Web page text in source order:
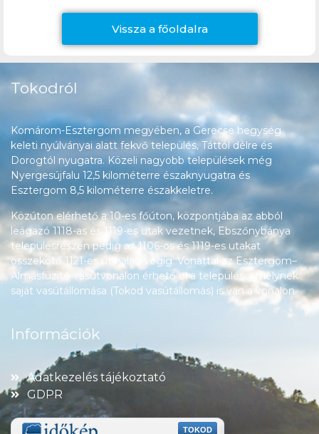
Vissza a főoldalra
Tokodról
Komárom-Esztergom megyében, a Gerecse hegység
keleti nyúlványai alatt fekvő település, Táttól délre és
Dorogtól nyugatra. Közeli nagyobb települések még
Nyergesújfalu 12,5 kilométerre északnyugatra és
Esztergom 8,5 kilométerre északkeletre.
Közúton elérhető a 10-es főúton, központjába az abból
leágazó 1118-as és 1119-es utak vezetnek, Ebszőnybánya
településrészén pedig az 1106-os és 1119-es utakat
összekötő 1121-es út halad végig. Vonattal az Esztergom–
Almásfüzitő-vasútvonalon érhető el a település, amelynek
saját vasútállomása (Tokod vasútállomás) is van a vonalon.
Információk
Adatkezelés tájékoztató
GDPR